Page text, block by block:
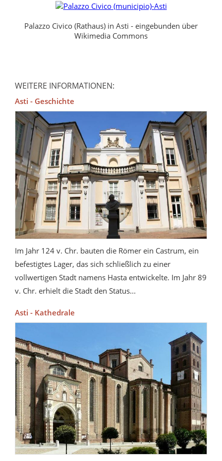
Palazzo Civico (Rathaus) in Asti - eingebunden über
Wikimedia Commons
WEITERE INFORMATIONEN:
Asti - Geschichte
Im Jahr 124 v. Chr. bauten die Römer ein Castrum, ein
befestigtes Lager, das sich schließlich zu einer
vollwertigen Stadt namens Hasta entwickelte. Im Jahr 89
v. Chr. erhielt die Stadt den Status...
Asti - Kathedrale